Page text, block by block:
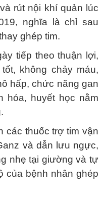
rút nội khí quản lúc
nghĩa là chỉ sau
ghép tim.
tiếp theo thuận lợi,
không chảy máu,
hấp, chức năng gan
hóa, huyết học nằm
các thuốc trợ tim vận
và dẫn lưu ngực,
nhẹ tại giường và tự
của bệnh nhân ghép